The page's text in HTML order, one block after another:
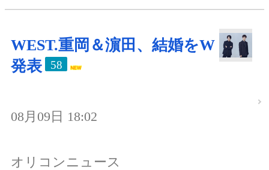
WEST.重岡＆濵田、結婚をW
発表
58
08月09日 18:02
オリコンニュース